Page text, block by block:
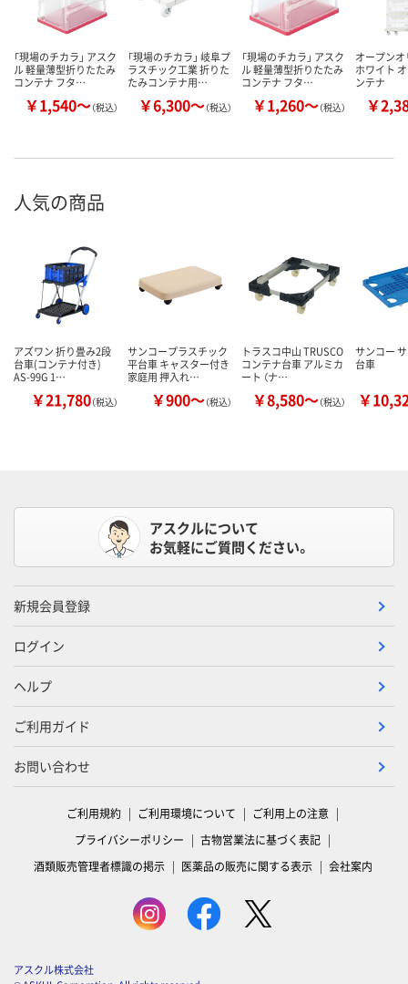
「現場のチカラ」 アスク
ル 軽量薄型折りたたみ
コンテナ フタ…
￥1,540～（税込）
「現場のチカラ」 岐阜プ
ラスチック工業 折りた
たみコンテナ用…
￥6,300～（税込）
「現場のチカラ」 アスク
ル 軽量薄型折りたたみ
コンテナ フタ…
￥1,260～（税込）
オープン
ホワイト
ンテナ
￥
人気の商品
アズワン 折り畳み2段
台車(コンテナ付き)
AS-99G 1…
￥21,780（税込）
サンコープラスチック
平台車 キャスター付き
家庭用 押入れ…
￥900～（税込）
トラスコ中山 TRUSCO
コンテナ台車 アルミカ
ート （ナ…
￥8,580～（税込）
サンコー
台車
￥
アスクルについて
お気軽にご質問ください。
新規会員登録
ログイン
ヘルプ
ご利用ガイド
お問い合わせ
ご利用規約 ご利用環境について
ご利用上の注意
プライバシーポリシー
古物営業法に基づく表記
酒類販売管理者標識の掲示
医薬品の販売に関する表示 会社案内
アスクル株式会社